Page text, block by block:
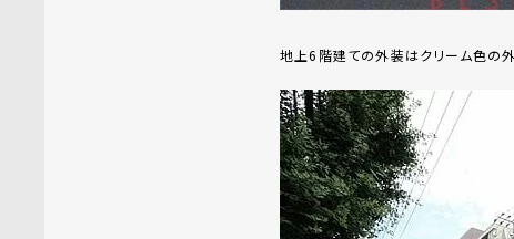
地上6階建ての外装はクリーム色の外